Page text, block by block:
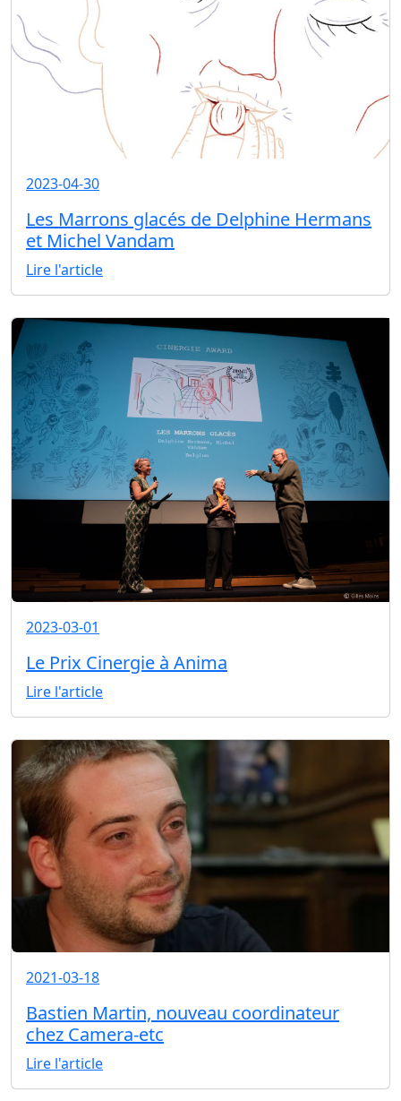
2023-04-30
Les Marrons glacés de Delphine Hermans
et Michel Vandam
Lire l'article
2023-03-01
Le Prix Cinergie à Anima
Lire l'article
2021-03-18
Bastien Martin, nouveau coordinateur
chez Camera-etc
Lire l'article